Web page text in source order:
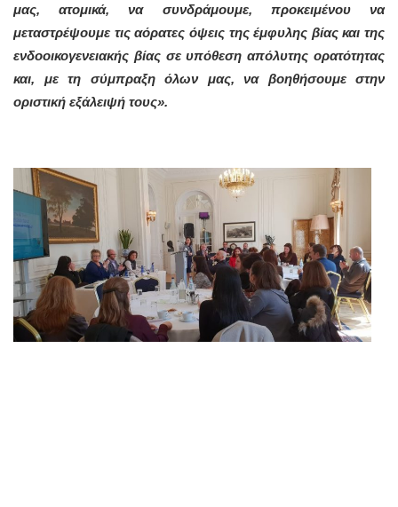
μας, ατομικά, να συνδράμουμε, προκειμένου να
μεταστρέψουμε τις αόρατες όψεις της έμφυλης βίας και της
ενδοοικογενειακής βίας σε υπόθεση απόλυτης ορατότητας
και, με τη σύμπραξη όλων μας, να βοηθήσουμε στην
οριστική εξάλειψή τους».